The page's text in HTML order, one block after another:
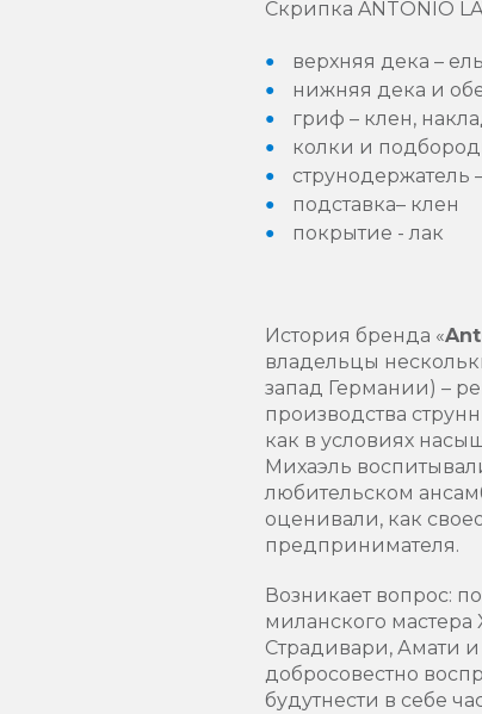
Скрипка ANTONIO
верхняя дека – ель
нижняя дека и
гриф – клен,
колки и
струнодержатель
подставка– клен
покрытие - лак
История бренда «A
владельцы
запад Германии) –
производства
как в условиях
Михаэль
любительском
оценивали, как
предпринимателя.
Возникает вопрос:
миланского
Страдивари, Амати
добросовестно
будутнести в себе